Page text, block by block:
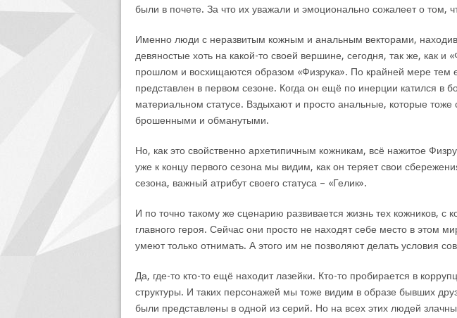
были в почете. За что их уважали и эмоционально сожалеет о том,
Именно люди с неразвитым кожным и анальным векторами,
девяностые хоть на какой-то своей вершине, сегодня, так же, как и
прошлом и восхищаются образом «Физрука». По крайней мере тем
представлен в первом сезоне. Когда он ещё по инерции катился в
материальном статусе. Вздыхают и просто анальные, которые
брошенными и обманутыми.
Но, как это свойственно архетипичным кожникам, всё нажитое
уже к концу первого сезона мы видим, как он теряет свои
сезона, важный атрибут своего статуса – «Гелик».
И по точно такому же сценарию развивается жизнь тех кожников, с
главного героя. Сейчас они просто не находят себе место в этом
умеют только отнимать. А этого им не позволяют делать условия
Да, где-то кто-то ещё находит лазейки. Кто-то пробирается в
структуры. И таких персонажей мы тоже видим в образе бывших
были представлены в одной из серий. Но на всех этих людей